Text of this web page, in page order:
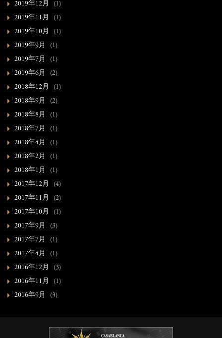
2019年12月
(1)
2019年11月
(1)
2019年10月
(1)
2019年9月
(1)
2019年7月
(1)
2019年6月
(2)
2018年12月
(1)
2018年9月
(2)
2018年8月
(1)
2018年7月
(1)
2018年4月
(1)
2018年2月
(1)
2018年1月
(1)
2017年12月
(4)
2017年11月
(2)
2017年10月
(1)
2017年9月
(3)
2017年7月
(1)
2017年4月
(1)
2016年12月
(3)
2016年11月
(1)
2016年9月
(3)